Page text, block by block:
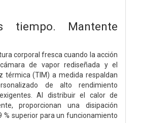
tiempo. Mantente
corporal fresca cuando la acción
de vapor rediseñada y el
térmica (TIM) a medida respaldan
de alto rendimiento
Al distribuir el calor de
proporcionan una disipación
% superior para un funcionamiento